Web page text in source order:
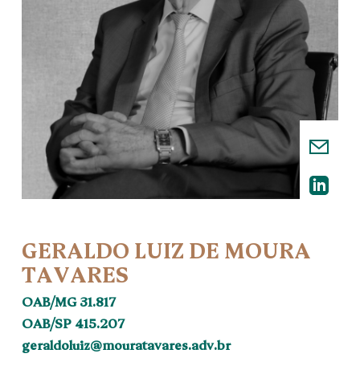
GERALDO LUIZ DE MOURA
TAVARES
OAB/MG 31.817
OAB/SP 415.207
geraldoluiz@mouratavares.adv.br